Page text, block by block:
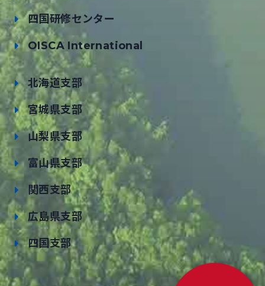
四国研修センター
OISCA International
北海道支部
宮城県支部
山梨県支部
富山県支部
関西支部
広島県支部
四国支部